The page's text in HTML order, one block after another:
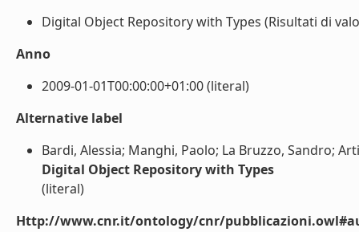
Digital Object Repository with Types (Risultati di
Anno
2009-01-01T00:00:00+01:00 (literal)
Alternative label
Bardi, Alessia; Manghi, Paolo; La Bruzzo, Sandro;
Digital Object Repository with Types
(literal)
Http://www.cnr.it/ontology/cnr/